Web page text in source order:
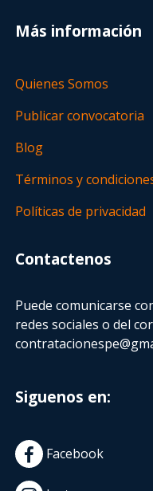
Más información
Quienes Somos
Publicar convocatoria
Blog
Términos y
Políticas de privacidad
Contactenos
Puede comunicarse
redes sociales o del
Siguenos en:
Facebook